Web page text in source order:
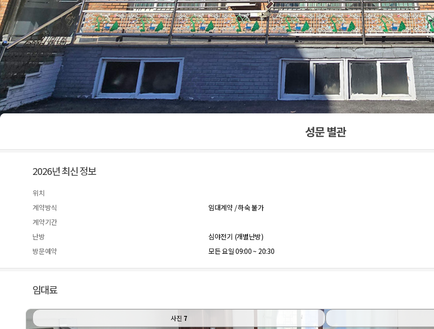
성문 별관
2026년 최신 정보
위치
계약방식
임대계약 / 하숙 불가
계약기간
난방
심야전기 (개별난방)
방문예약
모든 요일 09:00 ~ 20:30
임대료
사진 7